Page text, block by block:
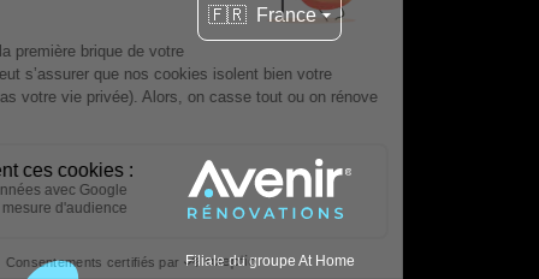
🇫🇷 France
Filiale du groupe At Home